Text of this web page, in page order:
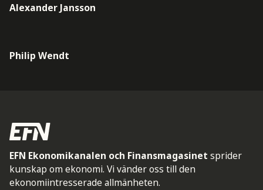
Alexander Jansson
Philip Wendt
EFN Ekonomikanalen och Finansmagasinet sprider
kunskap om ekonomi. Vi vänder oss till den
ekonomiintresserade allmänheten.